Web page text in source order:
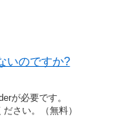
いのですか?
が必要です。
さい。（無料）